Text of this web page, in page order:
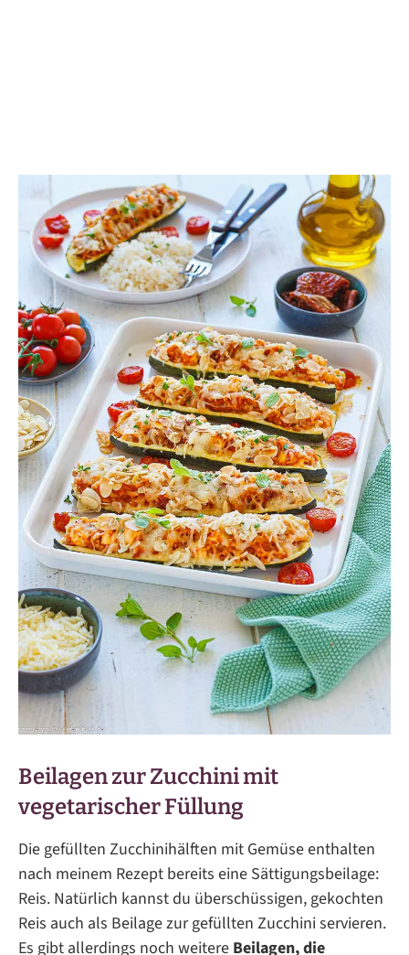
Beilagen zur Zucchini mit
vegetarischer Füllung
Die gefüllten Zucchinihälften mit Gemüse enthalten
nach meinem Rezept bereits eine Sättigungsbeilage:
Reis. Natürlich kannst du überschüssigen, gekochten
Reis auch als Beilage zur gefüllten Zucchini servieren.
Es gibt allerdings noch weitere Beilagen, die